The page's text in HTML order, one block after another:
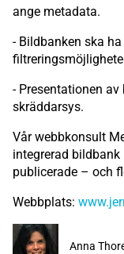
ange metadata.
- Bildbanken ska
- Presentationen
skräddarsys.
Vår webbkonsult
integrerad bildbank
publicerade – och
Webbplats:
Anna